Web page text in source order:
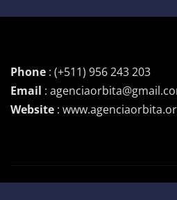
Phone : (+511) 956 243 203
Email :
Website :